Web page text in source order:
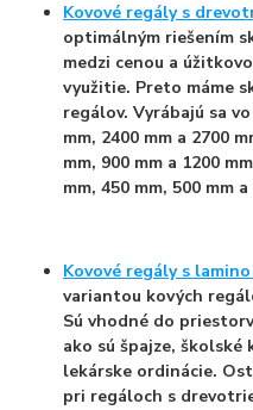
Kovové regály s
optimálným riešením
medzi cenou a
využitie. Preto máme
regálov. Vyrábajú sa
mm, 2400 mm a 2700
mm, 900 mm a 1200
mm, 450 mm, 500 mm a
Kovové regály s
variantou kových
Sú vhodné do
ako sú špajze,
lekárske ordinácie.
pri regáloch s